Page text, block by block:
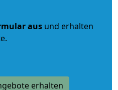
aus und erhalten
erhalten